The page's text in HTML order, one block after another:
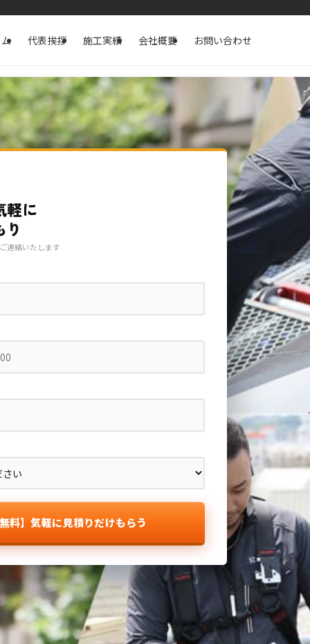
代表挨拶 施工実績 会社概要 お問い合わせ
軽に
連絡いたします
料】気軽に見積りだけもらう